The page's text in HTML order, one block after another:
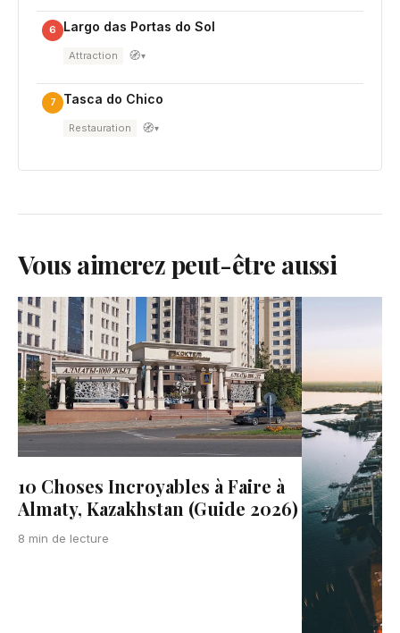
6 Largo das Portas do Sol
Attraction 🧭▾
7 Tasca do Chico
Restauration 🧭▾
Vous aimerez peut-être aussi
10 Choses Incroyables à Faire à
Almaty, Kazakhstan (Guide 2026)
8 min de lecture